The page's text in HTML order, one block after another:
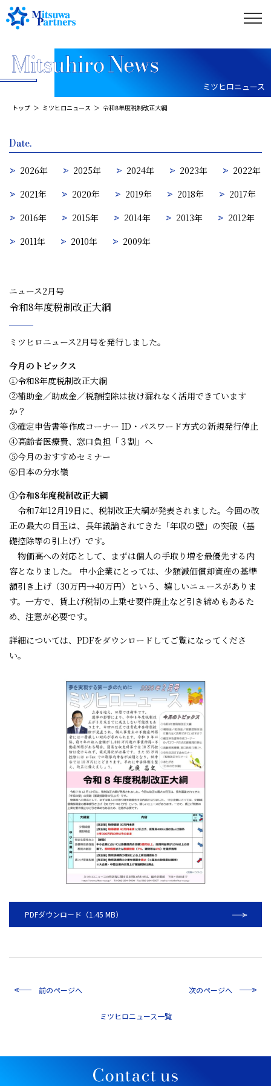
ミツヒロニュース
トップ ミツヒロニュース 令和8年度税制改正大綱
ニュース2月号
令和8年度税制改正大綱
ミツヒロニュース2月号を発行しました。
今月のトピックス
①令和8年度税制改正大綱
②補助金／助成金／税額控除は抜け漏れなく活用できています
か？
③確定申告書等作成コーナー ID・パスワード方式の新規発行停止
④高齢者医療費、窓口負担「３割」へ
⑤今月のおすすめセミナー
⑥日本の分水嶺
①令和8年度税制改正大綱
令和7年12月19日に、税制改正大綱が発表されました。今回の改
正の最大の目玉は、長年議論されてきた「年収の壁」の突破（基
礎控除等の引上げ）です。
物価高への対応として、まずは個人の手取り増を最優先する内
容となりました。 中小企業にとっては、少額減価償却資産の基準
額引き上げ（30万円→40万円）という、嬉しいニュースがありま
す。一方で、賃上げ税制の上乗せ要件廃止など引き締めもあるた
め、注意が必要です。
詳細については、PDFをダウンロードしてご覧になってくださ
い。
PDFダウンロード（1.45 MB）
前のページへ
一覧
次のページへ
Date.
2026年 2025年 2024年 2023年
2022年
2021年
2020年 2019年 2018年
2017年
2016年
2015年 2014年 2013年
2012年
2011年
2010年 2009年